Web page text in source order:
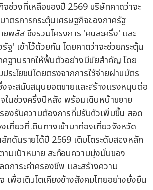
จช่วงที่เหลือของปี 2569 บริษัทคาดว่าจะ
ตรการกระตุ้นเศรษฐกิจของภาครัฐ
ยพลัส ซึ่งรวมโครงการ 'คนละครึ่ง' และ
' เข้าไว้ด้วยกัน โดยคาดว่าจะช่วยกระตุ้น
คฐานรากให้ฟื้นตัวอย่างมีนัยสำคัญ โดย
ระโยชน์โดยตรงจากการใช้จ่ายผ่านบัตร
จะสนับสนุนยอดขายและสร้างแรงหนุนต่อ
ในช่วงครึ่งปีหลัง พร้อมเดินหน้าขยาย
องรับความต้องการที่ปรับตัวเพิ่มขึ้น สอด
เที่ยวที่เดินทางเข้ามาท่องเที่ยวจังหวัด
กดันรายได้ปี 2569 เติบโตระดับสองหลัก
มเป้าหมาย สะท้อนความมุ่งมั่นของ
ดภาระค่าครองชีพ และสร้างความ
เพื่อเติบโตเคียงข้างสังคมไทยอย่างยั่งยืน